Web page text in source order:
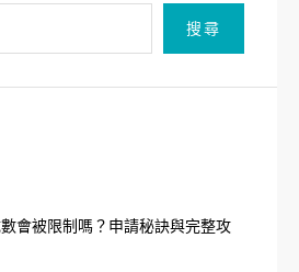
搜尋
會被限制嗎？申請秘訣與完整攻